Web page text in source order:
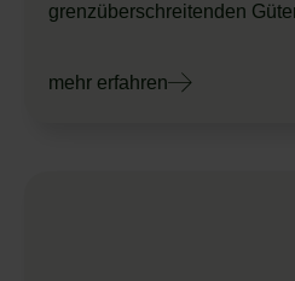
grenzüberschreitenden
mehr erfahren